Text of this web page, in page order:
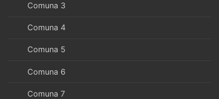
Comuna 3
Comuna 4
Comuna 5
Comuna 6
Comuna 7